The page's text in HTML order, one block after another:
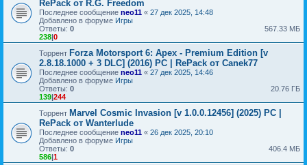
RePack от R.G. Freedom
Последнее сообщение neo11 « 27 дек 2025, 14:48
Добавлено в форуме Игры
Ответы: 0
238|0
567.33 МБ
Торрент Forza Motorsport 6: Apex - Premium Edition [v
2.8.18.1000 + 3 DLC] (2016) PC | RePack от Canek77
Последнее сообщение neo11 « 27 дек 2025, 14:46
Добавлено в форуме Игры
Ответы: 0
139|244
20.76 ГБ
Торрент Marvel Cosmic Invasion [v 1.0.0.12456] (2025) PC |
RePack от Wanterlude
Последнее сообщение neo11 « 26 дек 2025, 20:10
Добавлено в форуме Игры
Ответы: 0
586|1
406.4 МБ